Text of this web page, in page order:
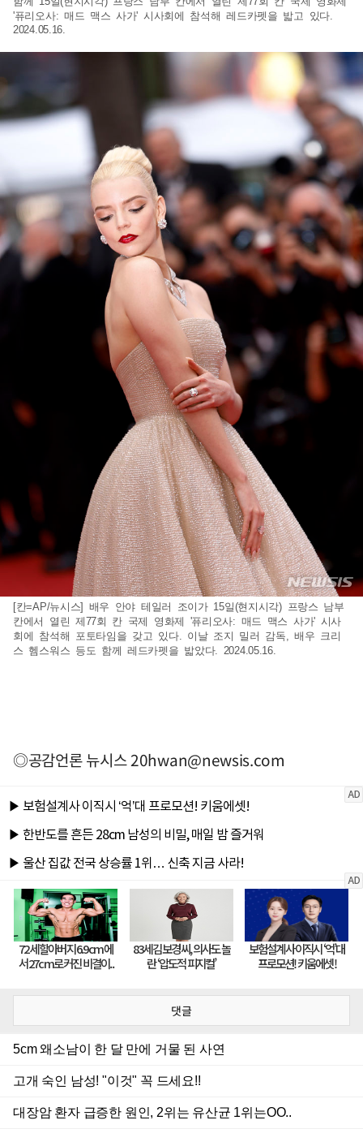
'퓨리오사: 매드 맥스 사가' 시사회에 참석해 레드카펫을 밟고 있다.
2024.05.16.
[칸=AP/뉴시스] 배우 안야 테일러 조이가 15일(현지시각) 프랑스 남부
칸에서 열린 제77회 칸 국제 영화제 '퓨리오사: 매드 맥스 사가' 시사
회에 참석해 포토타임을 갖고 있다. 이날 조지 밀러 감독, 배우 크리
스 헴스워스 등도 함께 레드카펫을 밟았다. 2024.05.16.
◎공감언론 뉴시스20hwan@newsis.com
댓글